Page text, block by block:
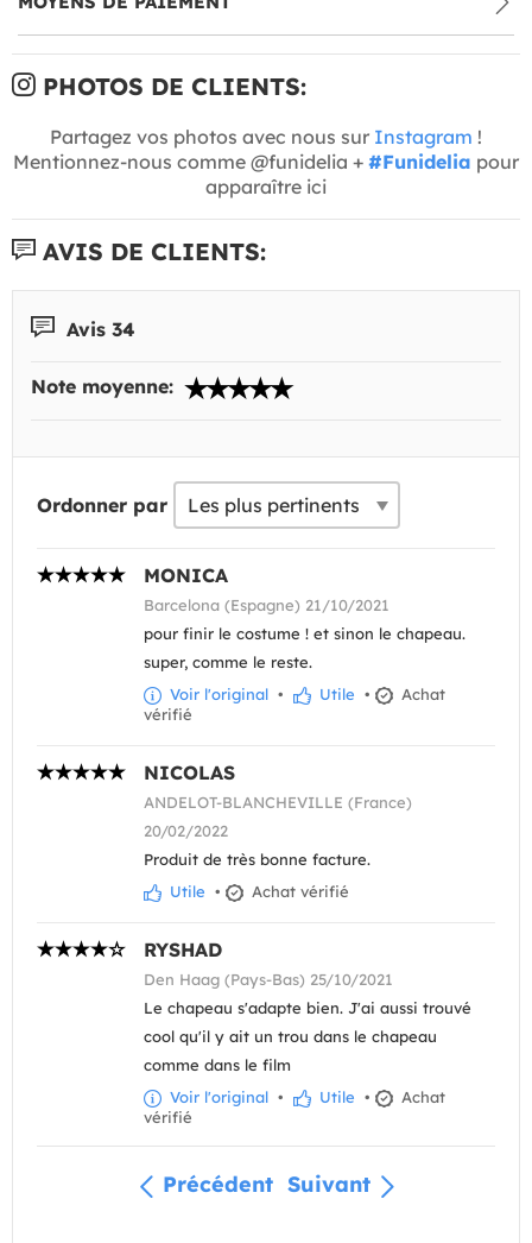
PHOTOS DE CLIENTS:
Partagez vos photos avec nous sur Instagram !
Mentionnez-nous comme @funidelia + #Funidelia pour
apparaître ici
AVIS DE CLIENTS:
Avis 34
Note moyenne:
Ordonner par
MONICA
Barcelona (Espagne) 21/10/2021
pour finir le costume ! et sinon le chapeau.
super, comme le reste.
Voir l'original • Utile •
Achat
vérifié
NICOLAS
ANDELOT-BLANCHEVILLE (France)
20/02/2022
Produit de très bonne facture.
Utile • Achat vérifié
RYSHAD
Den Haag (Pays-Bas) 25/10/2021
Le chapeau s'adapte bien. J'ai aussi trouvé
cool qu'il y ait un trou dans le chapeau
comme dans le film
Voir l'original • Utile •
Achat
vérifié
Précédent Suivant